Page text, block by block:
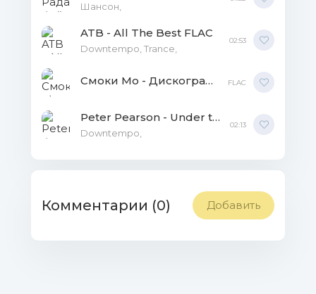
folder.jpg (130.82 Kb)
Шансон,
ATB - All The Best FLAC
Downtempo, Trance,
02:53
Смоки Мо - Дискография FLAC FLAC
Peter Pearson - Under the Spell FLAC
Downtempo,
02:13
Комментарии (0) Добавить